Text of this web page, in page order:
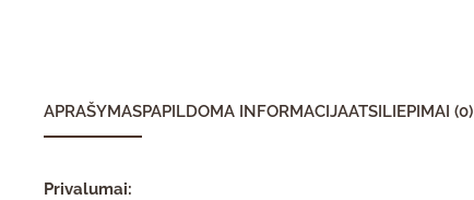
APRAŠYMASPAPILDOMA INFORMACIJAATSILIEPIMAI (0)
Privalumai: